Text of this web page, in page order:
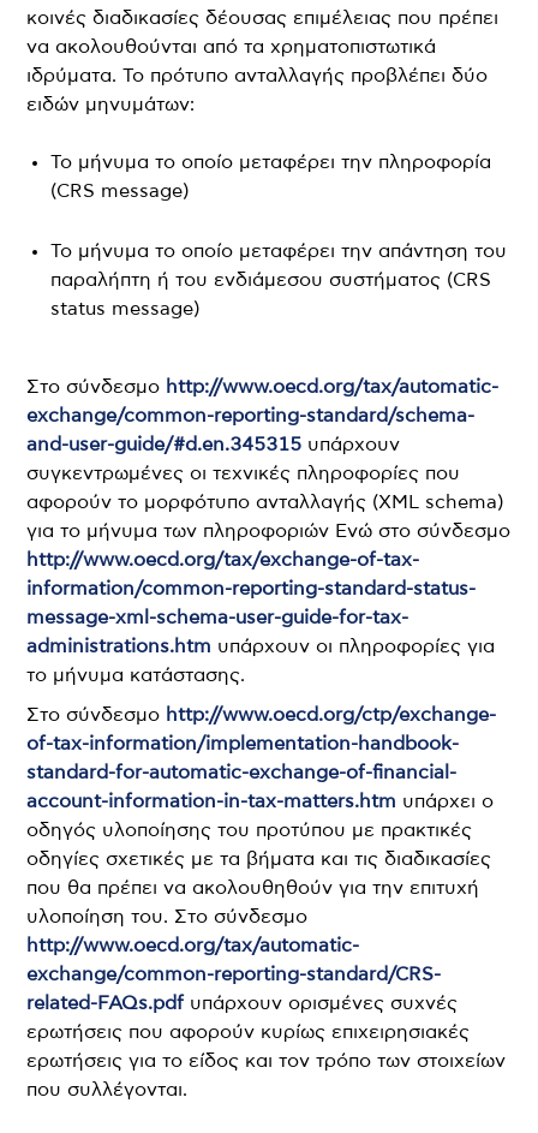
κοινές διαδικασίες δέουσας επιμέλειας που πρέπει
να ακολουθούνται από τα χρηματοπιστωτικά
ιδρύματα. Το πρότυπο ανταλλαγής προβλέπει δύο
ειδών μηνυμάτων:
Το μήνυμα το οποίο μεταφέρει την πληροφορία
(CRS message)
Το μήνυμα το οποίο μεταφέρει την απάντηση του
παραλήπτη ή του ενδιάμεσου συστήματος (CRS
status message)
Στο σύνδεσμο http://www.oecd.org/tax/automatic-
exchange/common-reporting-standard/schema-
and-user-guide/#d.en.345315 υπάρχουν
συγκεντρωμένες οι τεχνικές πληροφορίες που
αφορούν το μορφότυπο ανταλλαγής (XML schema)
για το μήνυμα των πληροφοριών Ενώ στο σύνδεσμο
http://www.oecd.org/tax/exchange-of-tax-
information/common-reporting-standard-status-
message-xml-schema-user-guide-for-tax-
administrations.htm υπάρχουν οι πληροφορίες για
το μήνυμα κατάστασης.
Στο σύνδεσμο http://www.oecd.org/ctp/exchange-
of-tax-information/implementation-handbook-
standard-for-automatic-exchange-of-financial-
account-information-in-tax-matters.htm υπάρχει ο
οδηγός υλοποίησης του προτύπου με πρακτικές
οδηγίες σχετικές με τα βήματα και τις διαδικασίες
που θα πρέπει να ακολουθηθούν για την επιτυχή
υλοποίηση του. Στο σύνδεσμο
http://www.oecd.org/tax/automatic-
exchange/common-reporting-standard/CRS-
related-FAQs.pdfυπάρχουν ορισμένες συχνές
ερωτήσεις που αφορούν κυρίως επιχειρησιακές
ερωτήσεις για το είδος και τον τρόπο των στοιχείων
που συλλέγονται.